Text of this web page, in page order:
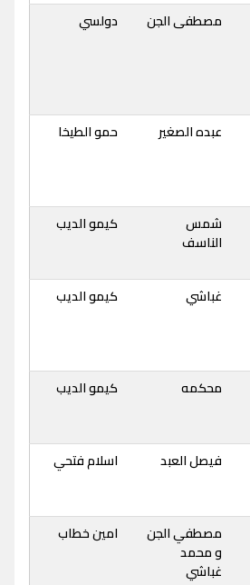
مصطفى الجن دولسي
عبده الصغير حمو الطيخا
شمس
الناسف
كيمو الديب
غباشي كيمو الديب
محكمه كيمو الديب
فيصل العبد اسلام فتحي
مصطفي الجن
و محمد
غباشي
امين خطاب